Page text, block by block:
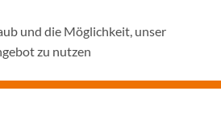
und die Möglichkeit, unser
zu nutzen